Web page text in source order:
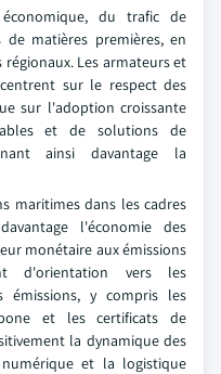
du trafic de
matières premières, en
Les armateurs et
sur le respect des
sur l'adoption croissante
et de solutions de
ainsi davantage la
maritimes dans les cadres
l'économie des
monétaire aux émissions
d'orientation vers les
émissions, y compris les
et les certificats de
la dynamique des
et la logistique